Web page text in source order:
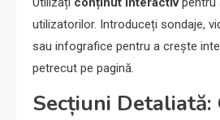
utilizatorilor. Introduceți sondaje,
sau infografice pentru a crește
petrecut pe pagină.
Secțiuni Detaliată: